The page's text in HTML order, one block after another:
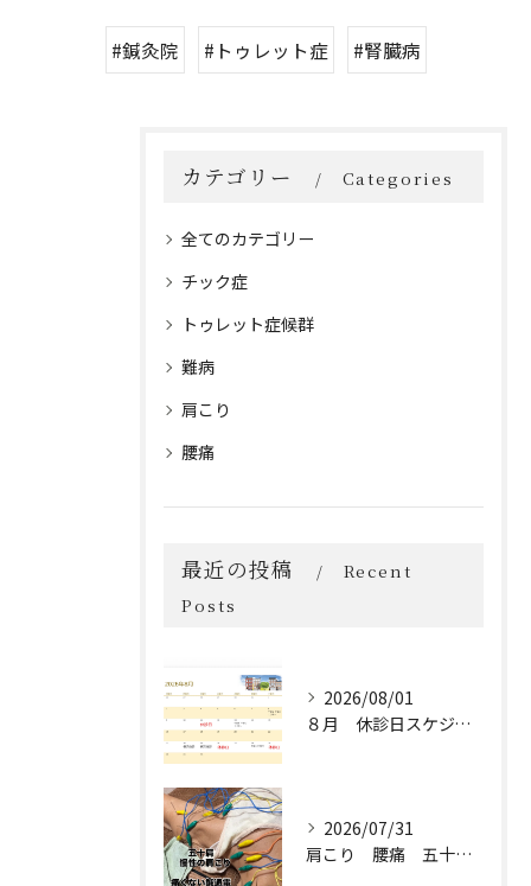
#鍼灸院 #トゥレット症 #腎臓病
カテゴリー Categories
全てのカテゴリー
チック症
トゥレット症候群
難病
肩こり
腰痛
最近の投稿
Recent
Posts
2026/08/01
８月 休診日スケジュール🗓️
2026/07/31
肩こり 腰痛 五十肩 保険